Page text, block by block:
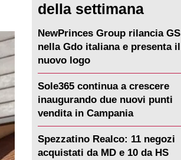
della settimana
NewPrinces Group rilancia GS
nella Gdo italiana e presenta il
nuovo logo
Sole365 continua a crescere
inaugurando due nuovi punti
vendita in Campania
Spezzatino Realco: 11 negozi
acquistati da MD e 10 da HS